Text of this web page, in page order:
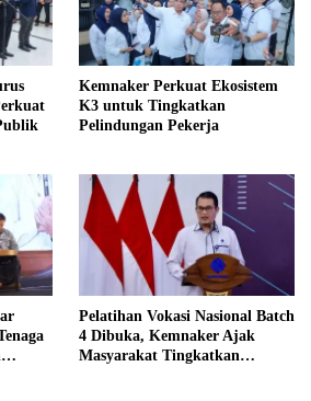
Kemnaker Perkuat Ekosistem
K3 untuk Tingkatkan
Pelindungan Pekerja
Pelatihan Vokasi Nasional Batch
4 Dibuka, Kemnaker Ajak
Masyarakat Tingkatkan